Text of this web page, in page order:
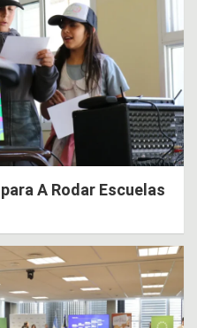
A Rodar Escuelas